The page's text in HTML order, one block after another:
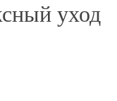
«мочалка».
без
уход